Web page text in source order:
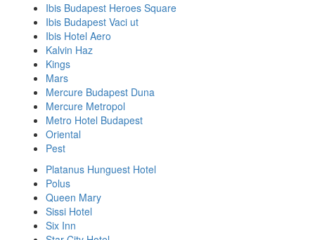
Ibis Budapest Heroes Square
Ibis Budapest Vaci ut
Ibis Hotel Aero
Kalvin Haz
Kings
Mars
Mercure Budapest Duna
Mercure Metropol
Metro Hotel Budapest
Oriental
Pest
Platanus Hunguest Hotel
Polus
Queen Mary
Sissi Hotel
Six Inn